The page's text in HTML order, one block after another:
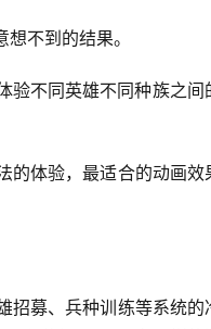
不到的结果。
验不同英雄不同种族之间
的体验，最适合的动画效
招募、兵种训练等系统的